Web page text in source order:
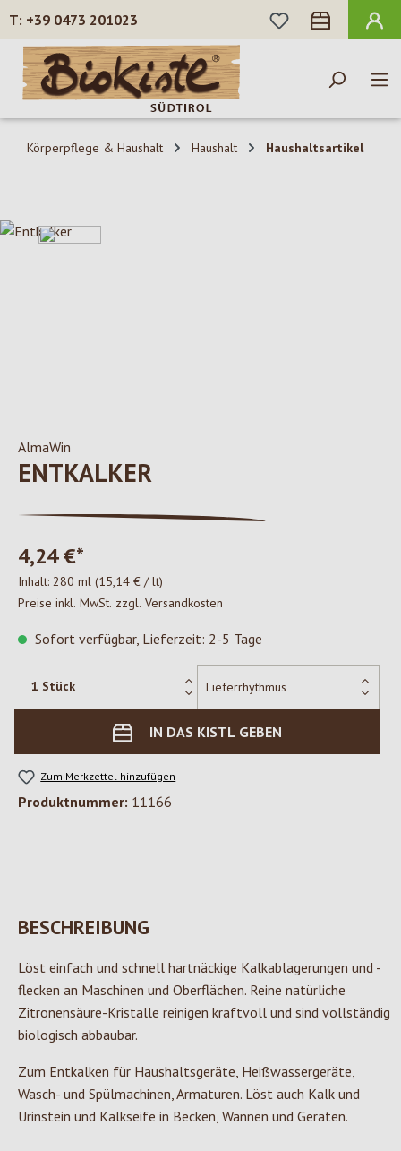
Zum Hauptinhalt springen
+39 0473 201023
DU HAST 0
Körperpflege & Haushalt Haushalt Haushaltsartikel
Bildergalerie überspringen
AlmaWin
ENTKALKER
4,24 €*
Inhalt: 280 ml (15,14 € / lt)
Preise inkl. MwSt. zzgl. Versandkosten
Sofort verfügbar, Lieferzeit: 2-5 Tage
IN DAS KISTL GEBEN
Zum Merkzettel hinzufügen
Produktnummer: 11166
BESCHREIBUNG
Löst einfach und schnell hartnäckige Kalkablagerungen und -
flecken an Maschinen und Oberflächen. Reine natürliche
Zitronensäure-Kristalle reinigen kraftvoll und sind vollständig
biologisch abbaubar.
Zum Entkalken für Haushaltsgeräte, Heißwassergeräte,
Wasch- und Spülmachinen, Armaturen. Löst auch Kalk und
Urinstein und Kalkseife in Becken, Wannen und Geräten.